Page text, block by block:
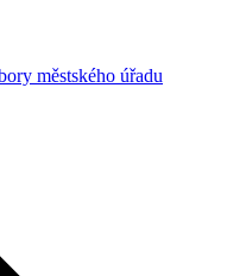
městského úřadu